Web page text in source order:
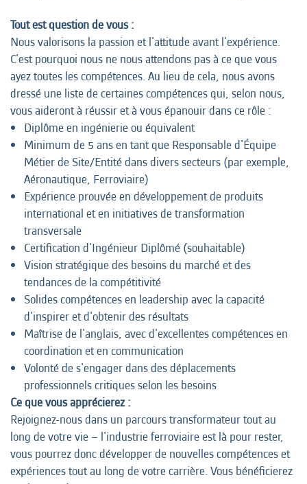
Tout est question de vous :
Nous valorisons la passion et l'attitude avant l'expérience.
C'est pourquoi nous ne nous attendons pas à ce que vous
ayez toutes les compétences. Au lieu de cela, nous avons
dressé une liste de certaines compétences qui, selon nous,
vous aideront à réussir et à vous épanouir dans ce rôle :
Diplôme en ingénierie ou équivalent
Minimum de 5 ans en tant que Responsable d'Équipe
Métier de Site/Entité dans divers secteurs (par exemple,
Aéronautique, Ferroviaire)
Expérience prouvée en développement de produits
international et en initiatives de transformation
transversale
Certification d'Ingénieur Diplômé (souhaitable)
Vision stratégique des besoins du marché et des
tendances de la compétitivité
Solides compétences en leadership avec la capacité
d'inspirer et d'obtenir des résultats
Maîtrise de l'anglais, avec d'excellentes compétences en
coordination et en communication
Volonté de s'engager dans des déplacements
professionnels critiques selon les besoins
Ce que vous apprécierez :
Rejoignez-nous dans un parcours transformateur tout au
long de votre vie – l'industrie ferroviaire est là pour rester,
vous pourrez donc développer de nouvelles compétences et
expériences tout au long de votre carrière. Vous bénéficierez